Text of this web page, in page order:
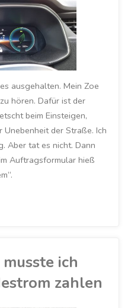
ausgehalten. Mein Zoe
hören. Dafür ist der
beim Einsteigen,
Unebenheit der Straße. Ich
Aber tat es nicht. Dann
Auftragsformular hieß
ich
zahlen